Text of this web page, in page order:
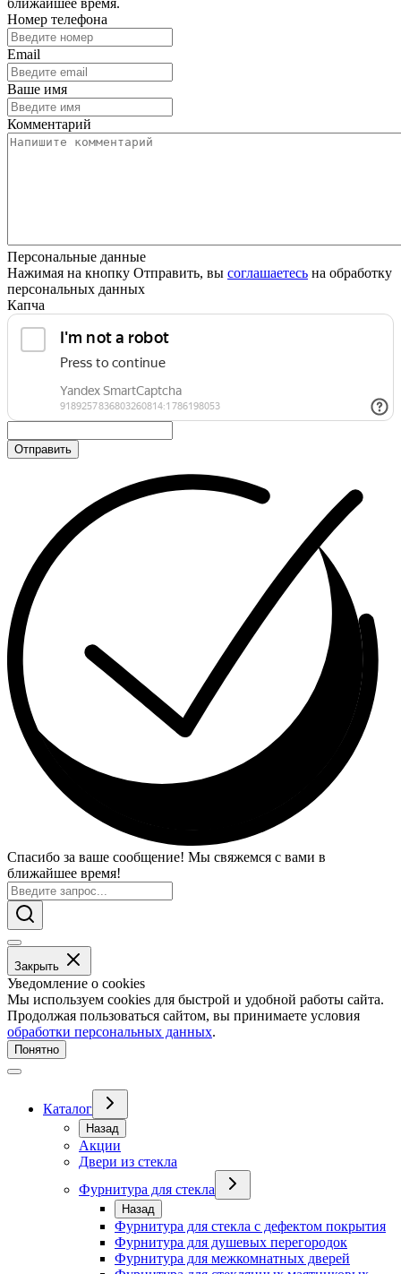
ближайшее время.
Номер телефона
Email
Ваше имя
Комментарий
Персональные данные
Нажимая на кнопку Отправить, вы соглашаетесь на обработку
персональных данных
Капча
Отправить
Спасибо за ваше сообщение! Мы свяжемся с вами в
ближайшее время!
Закрыть
Уведомление о cookies
Мы используем cookies для быстрой и удобной работы сайта.
Продолжая пользоваться сайтом, вы принимаете условия
обработки персональных данных.
Понятно
Каталог
Назад
Акции
Двери из стекла
Фурнитура для стекла
Назад
Фурнитура для стекла с дефектом покрытия
Фурнитура для душевых перегородок
Фурнитура для межкомнатных дверей